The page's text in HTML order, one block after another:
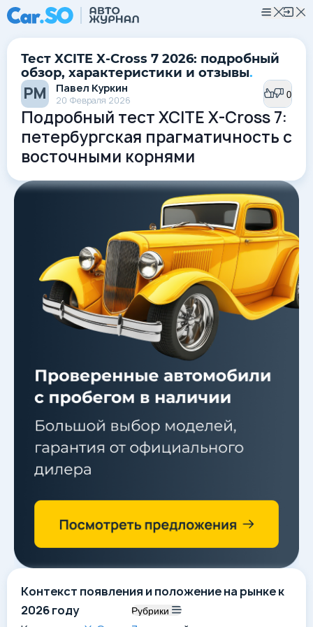
Рубрики
Тест XCITE X-Cross 7 2026: подробный
обзор, характеристики и отзывы.
РМ Павел Куркин
20 Февраля 2026 0 0
Подробный тест XCITE X-Cross 7:
петербургская прагматичность с
восточными корнями
Контекст появления и положение на рынке к
2026 году